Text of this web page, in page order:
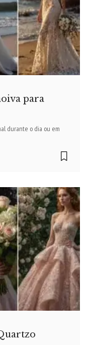
para
durante o dia ou em